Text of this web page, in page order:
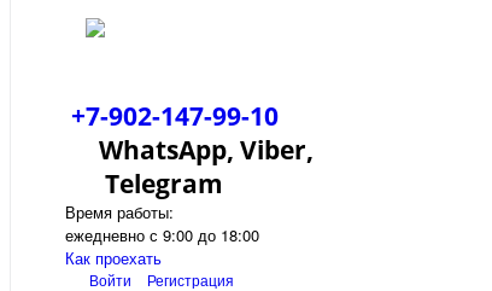
+7-902-147-99-10
WhatsApp, Viber,
Telegram
Время работы:
ежедневно с 9:00 до 18:00
Как проехать
Войти
Регистрация